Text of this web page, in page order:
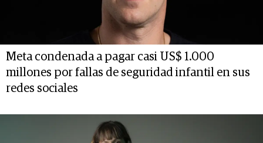
Meta condenada a pagar casi US$ 1.000
millones por fallas de seguridad infantil en sus
redes sociales